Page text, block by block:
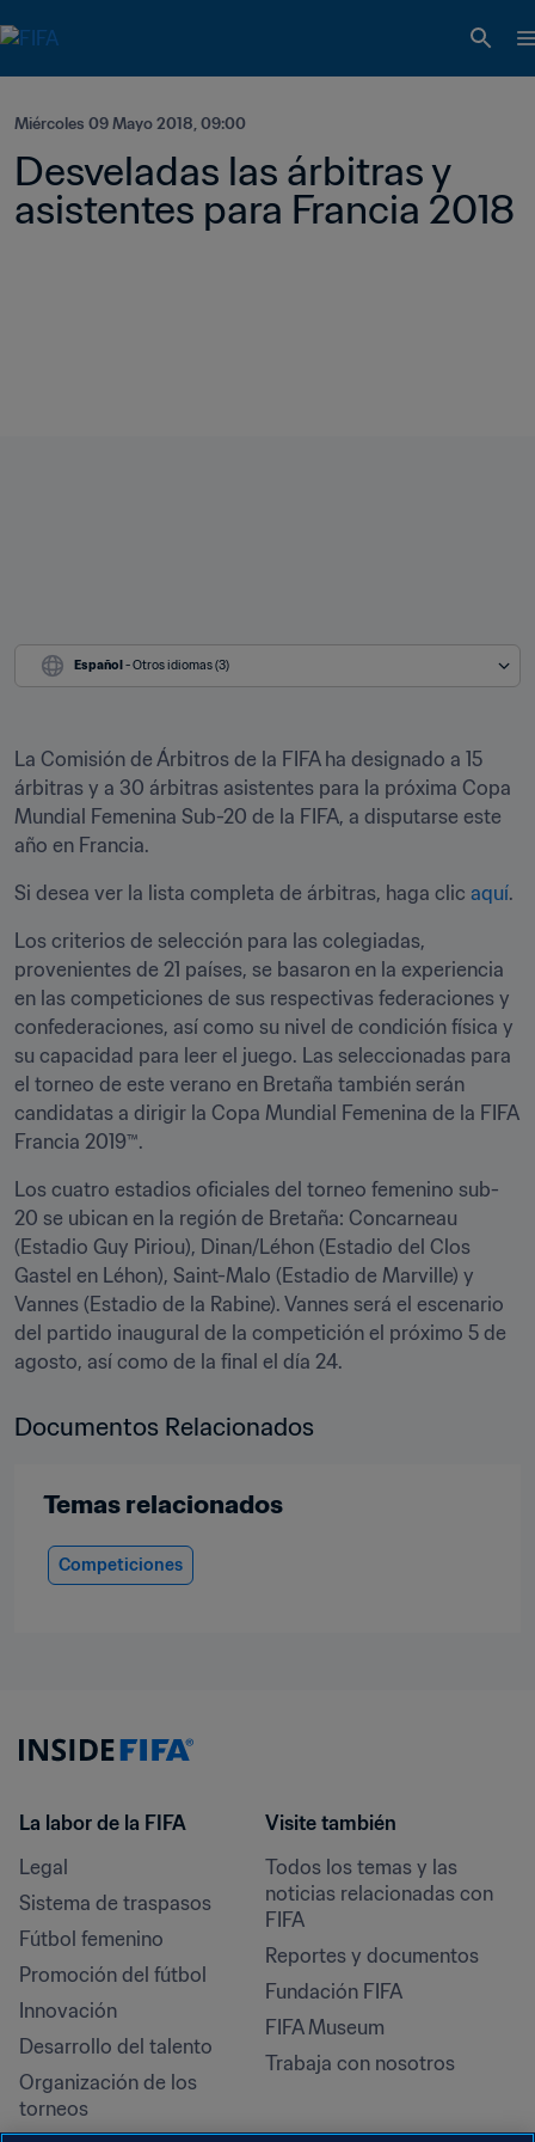
Miércoles 09 Mayo 2018, 09:00
Desveladas las árbitras y
asistentes para Francia 2018
Español - Otros idiomas (3)
La Comisión de Árbitros de la FIFA ha designado a 15
árbitras y a 30 árbitras asistentes para la próxima Copa
Mundial Femenina Sub-20 de la FIFA, a disputarse este
año en Francia.
Si desea ver la lista completa de árbitras, haga clic aquí.
Los criterios de selección para las colegiadas,
provenientes de 21 países, se basaron en la experiencia
en las competiciones de sus respectivas federaciones y
confederaciones, así como su nivel de condición física y
su capacidad para leer el juego. Las seleccionadas para
el torneo de este verano en Bretaña también serán
candidatas a dirigir la Copa Mundial Femenina de la FIFA
Francia 2019™.
Los cuatro estadios oficiales del torneo femenino sub-
20 se ubican en la región de Bretaña: Concarneau
(Estadio Guy Piriou), Dinan/Léhon (Estadio del Clos
Gastel en Léhon), Saint-Malo (Estadio de Marville) y
Vannes (Estadio de la Rabine). Vannes será el escenario
del partido inaugural de la competición el próximo 5 de
agosto, así como de la final el día 24.
Documentos Relacionados
Temas relacionados
Competiciones
La labor de la FIFA
Legal
Sistema de traspasos
Fútbol femenino
Promoción del fútbol
Innovación
Desarrollo del talento
Organización de los
torneos
Visite también
Todos los temas y las
noticias relacionadas con
FIFA
Reportes y documentos
Fundación FIFA
FIFA Museum
Trabaja con nosotros